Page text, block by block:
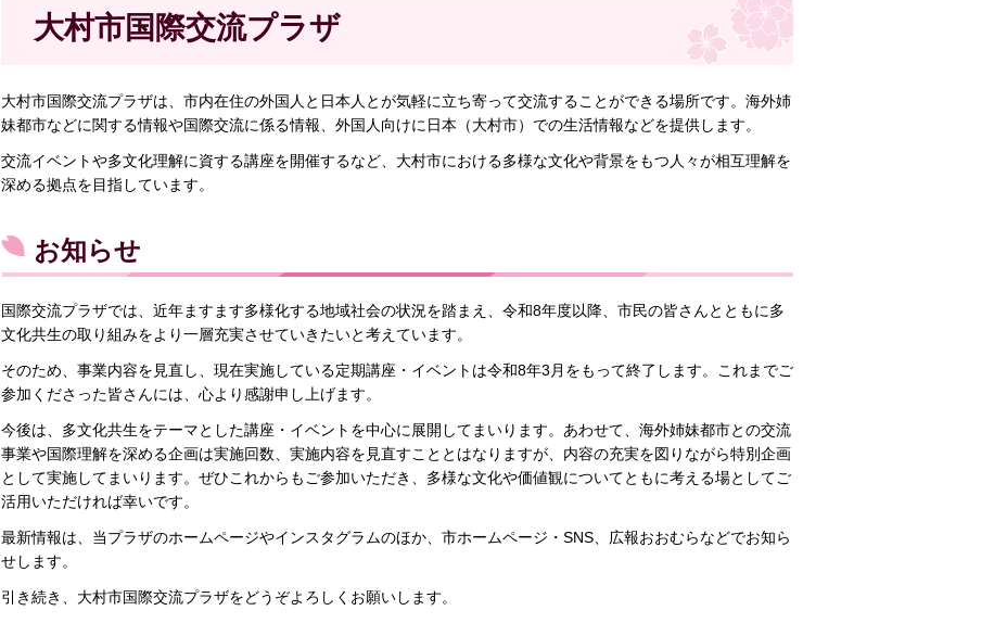
大村市国際交流プラザ
大村市国際交流プラザは、市内在住の外国人と日本人とが気軽に立ち寄って交流することができる場所です。海外姉
妹都市などに関する情報や国際交流に係る情報、外国人向けに日本（大村市）での生活情報などを提供します。
交流イベントや多文化理解に資する講座を開催するなど、大村市における多様な文化や背景をもつ人々が相互理解を
深める拠点を目指しています。
お知らせ
国際交流プラザでは、近年ますます多様化する地域社会の状況を踏まえ、令和8年度以降、市民の皆さんとともに多
文化共生の取り組みをより一層充実させていきたいと考えています。
そのため、事業内容を見直し、現在実施している定期講座・イベントは令和8年3月をもって終了します。これまでご
参加くださった皆さんには、心より感謝申し上げます。
今後は、多文化共生をテーマとした講座・イベントを中心に展開してまいります。あわせて、海外姉妹都市との交流
事業や国際理解を深める企画は実施回数、実施内容を見直すこととはなりますが、内容の充実を図りながら特別企画
として実施してまいります。ぜひこれからもご参加いただき、多様な文化や価値観についてともに考える場としてご
活用いただければ幸いです。
最新情報は、当プラザのホームページやインスタグラムのほか、市ホームページ・SNS、広報おおむらなどでお知ら
せします。
引き続き、大村市国際交流プラザをどうぞよろしくお願いします。